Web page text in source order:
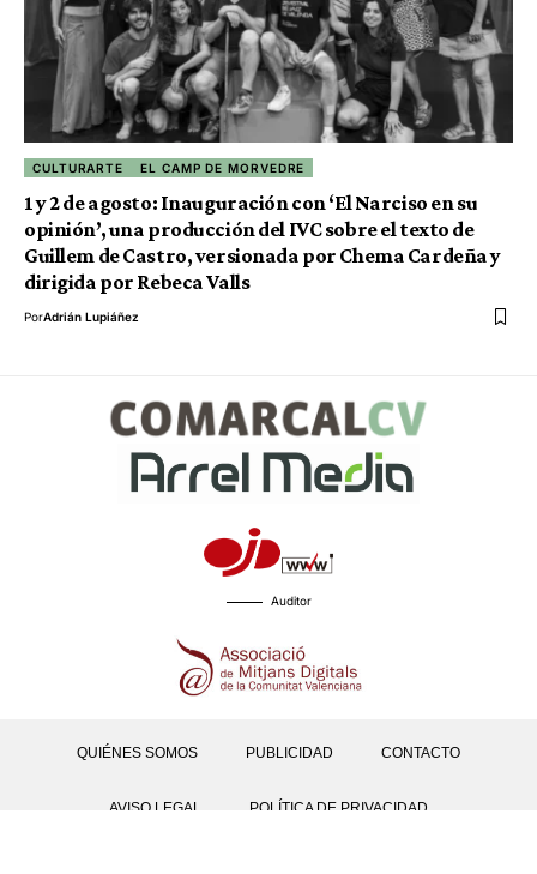
CULTURARTE EL CAMP DE MORVEDRE
1 y 2 de agosto: Inauguración con ‘El Narciso en su
opinión’, una producción del IVC sobre el texto de
Guillem de Castro, versionada por Chema Cardeña y
dirigida por Rebeca Valls
PorAdrián Lupiáñez
Auditor
QUIÉNES SOMOS PUBLICIDAD CONTACTO
AVISO LEGAL POLÍTICA DE PRIVACIDAD